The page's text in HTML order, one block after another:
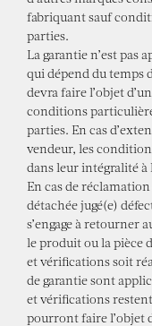
fabriquant sauf
parties.
La garantie n’est pas
qui dépend du temps
devra faire l’objet
conditions
parties. En cas
vendeur, les
dans leur intégralité à
En cas de
détachée jugé(e)
s’engage à retourner
le produit ou la pièce
et vérifications soit
de garantie sont
et vérifications restent
pourront faire l’objet